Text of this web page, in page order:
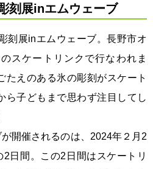
刻展inエムウェーブ
刻展inエムウェーブ。長野市オ
スケートリンクで行なわれま
たえのある氷の彫刻がスケート
ら子どもまで思わず注目してし
開催されるのは、2024年２月2
日間。この2日間はスケートリ